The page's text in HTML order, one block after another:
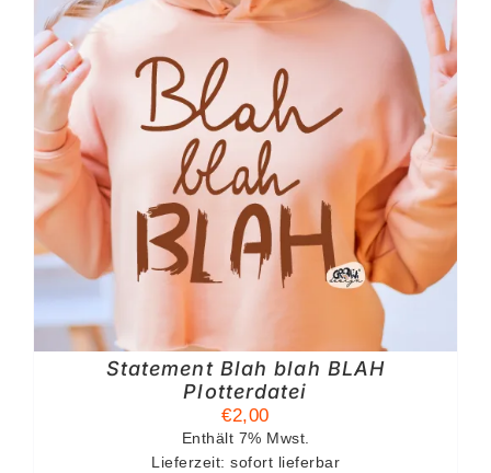
Statement Blah blah BLAH
Plotterdatei
€2,00
Enthält 7% Mwst.
Lieferzeit: sofort lieferbar